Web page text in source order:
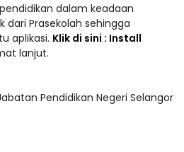
dalam keadaan
dari Prasekolah sehingga
aplikasi. Klik di sini : Install
lanjut.
Pendidikan Negeri Selangor